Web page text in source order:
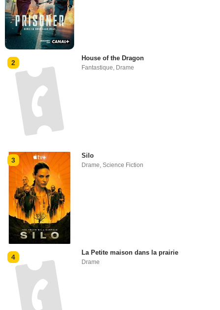
2
House of the Dragon
Fantastique, Drame
3
Silo
Drame ,Science Fiction
4
La Petite maison dans la prairie
Drame